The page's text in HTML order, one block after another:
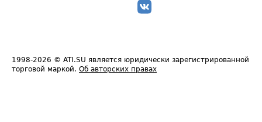
1998-2026 © ATI.SU является юридически зарегистрированной
торговой маркой. Об авторских правах